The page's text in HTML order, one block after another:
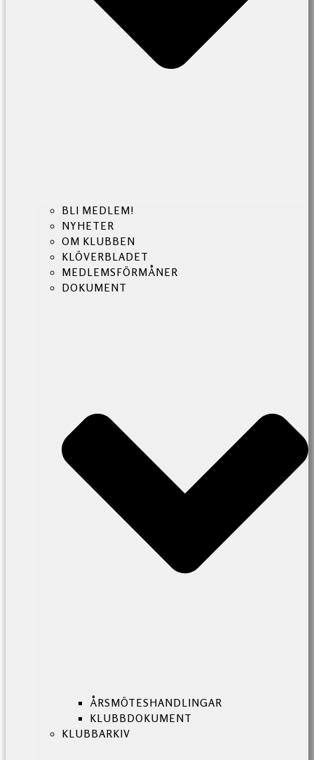
BLI MEDLEM!
NYHETER
OM KLUBBEN
KLÖVERBLADET
MEDLEMSFÖRMÅNER
DOKUMENT
ÅRSMÖTESHANDLINGAR
KLUBBDOKUMENT
KLUBBARKIV